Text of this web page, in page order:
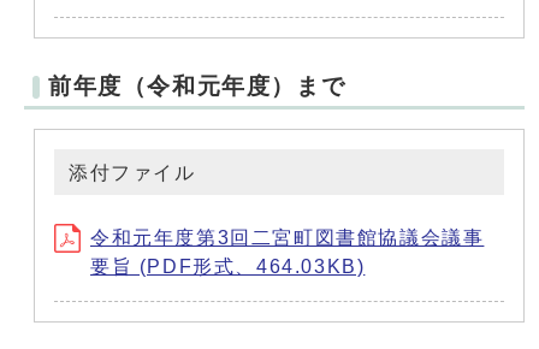
前年度（令和元年度）まで
添付ファイル
令和元年度第3回二宮町図書館協議会議事
要旨 (PDF形式、464.03KB)